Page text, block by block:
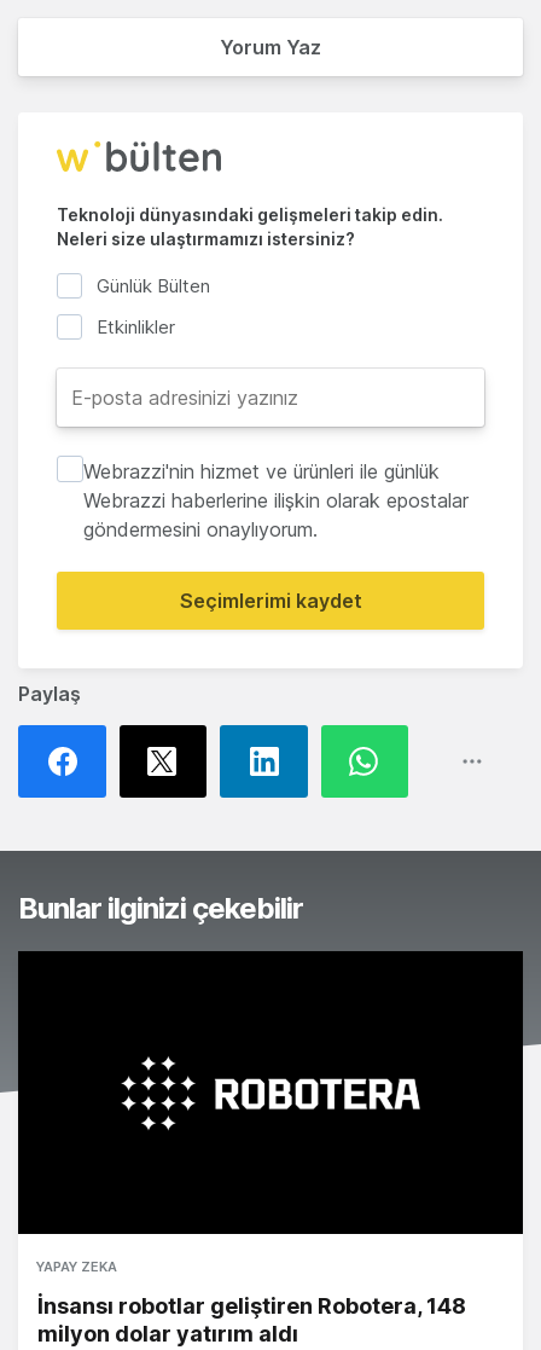
Paylaş
Yorum Yaz
Teknoloji dünyasındaki gelişmeleri takip edin.
Neleri size ulaştırmamızı istersiniz?
Günlük Bülten
Etkinlikler
Webrazzi'nin hizmet ve ürünleri ile günlük
Webrazzi haberlerine ilişkin olarak epostalar
göndermesini onaylıyorum.
Seçimlerimi kaydet
Bunlar ilginizi çekebilir
YAPAY ZEKA
İnsansı robotlar geliştiren Robotera, 148
milyon dolar yatırım aldı